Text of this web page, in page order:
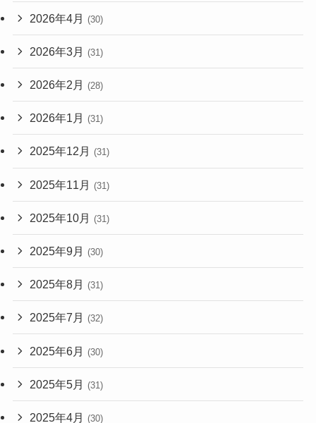
2026年4月 (30)
2026年3月 (31)
2026年2月 (28)
2026年1月 (31)
2025年12月 (31)
2025年11月 (31)
2025年10月 (31)
2025年9月 (30)
2025年8月 (31)
2025年7月 (32)
2025年6月 (30)
2025年5月 (31)
2025年4月 (30)